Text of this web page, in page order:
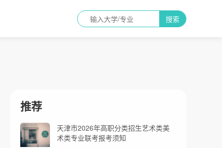
搜索
推荐
天津市2026年高职分类招生艺术类美
术类专业联考报考须知